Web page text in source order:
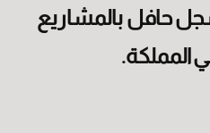
حافل بالمشاريع
المملكة.